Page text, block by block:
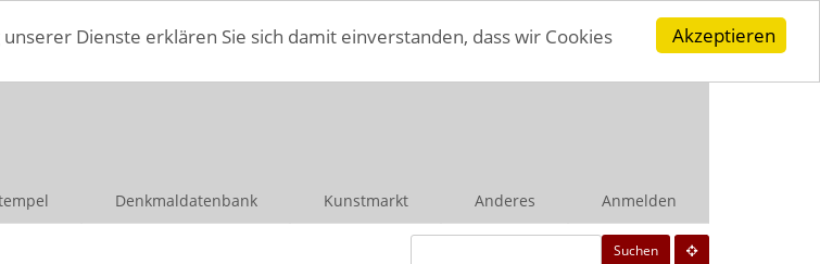
Akzeptieren
Dienste erklären Sie sich damit einverstanden, dass wir Cookies
Denkmaldatenbank Kunstmarkt Anderes Anmelden
Suchen